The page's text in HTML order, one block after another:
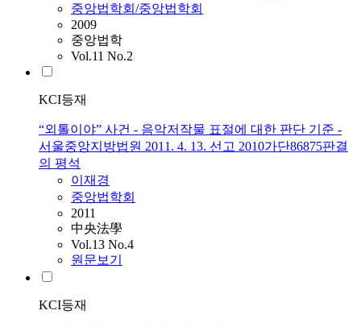
중앙법학회/중앙법학회
2009
중앙법학
Vol.11 No.2
KCI등재
“외톨이야” 사건 - 음악저작물 표절에 대한 판단 기준 -
서울중앙지방법원 2011. 4. 13. 선고 2010가단86875판결
의 평석
이재경
중앙법학회
2011
中央法學
Vol.13 No.4
원문보기
KCI등재